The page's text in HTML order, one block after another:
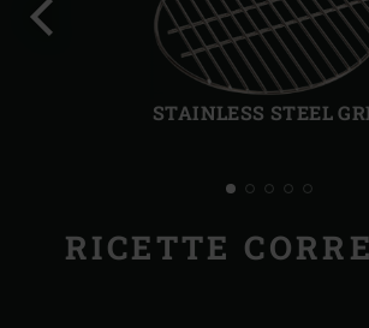
STAINLESS STEEL
RICETTE